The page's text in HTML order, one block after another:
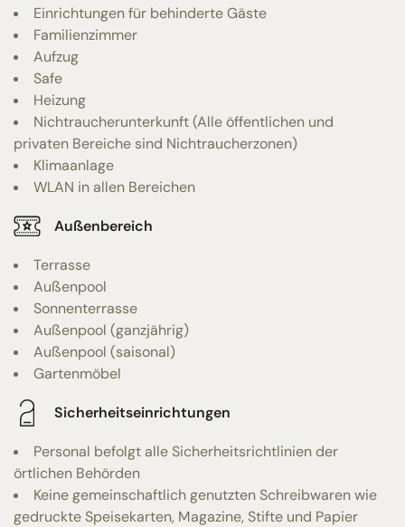
Einrichtungen für behinderte Gäste
Familienzimmer
Aufzug
Safe
Heizung
Nichtraucherunterkunft (Alle öffentlichen und
privaten Bereiche sind Nichtraucherzonen)
Klimaanlage
WLAN in allen Bereichen
Außenbereich
Terrasse
Außenpool
Sonnenterrasse
Außenpool (ganzjährig)
Außenpool (saisonal)
Gartenmöbel
Sicherheitseinrichtungen
Personal befolgt alle Sicherheitsrichtlinien der
örtlichen Behörden
Keine gemeinschaftlich genutzten Schreibwaren wie
gedruckte Speisekarten, Magazine, Stifte und Papier